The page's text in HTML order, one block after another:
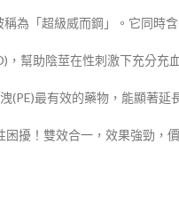
為「超級威而鋼」。它同時含
幫助陰莖在性刺激下充分充
(PE)最有效的藥物，能顯著延
擾！雙效合一，效果強勁，